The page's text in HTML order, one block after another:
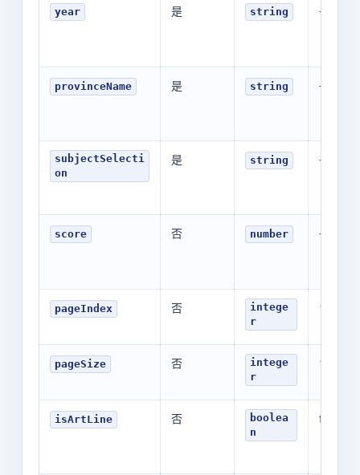
year 是 string -
provinceName 是 string -
subjectSelecti
on
是 string -
score 否 number -
pageIndex 否
intege
r
1
pageSize 否
intege
r
10
isArtLine 否
boolea
n
false